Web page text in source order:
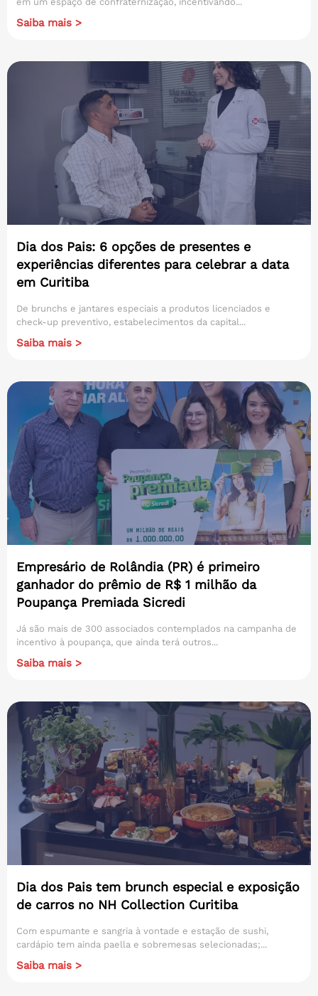
Saiba mais >
Dia dos Pais: 6 opções de presentes e
experiências diferentes para celebrar a data
em Curitiba
De brunchs e jantares especiais a produtos licenciados e
check-up preventivo, estabelecimentos da capital...
Saiba mais >
Empresário de Rolândia (PR) é primeiro
ganhador do prêmio de R$ 1 milhão da
Poupança Premiada Sicredi
Já são mais de 300 associados contemplados na campanha de
incentivo à poupança, que ainda terá outros...
Saiba mais >
Dia dos Pais tem brunch especial e exposição
de carros no NH Collection Curitiba
Com espumante e sangria à vontade e estação de sushi,
cardápio tem ainda paella e sobremesas selecionadas;...
Saiba mais >